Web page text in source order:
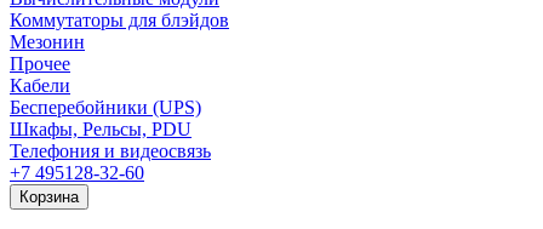
Коммутаторы для блэйдов
Мезонин
Прочее
Кабели
Бесперебойники (UPS)
Шкафы, Рельсы, PDU
Телефония и видеосвязь
+7 495128-32-60
Корзина